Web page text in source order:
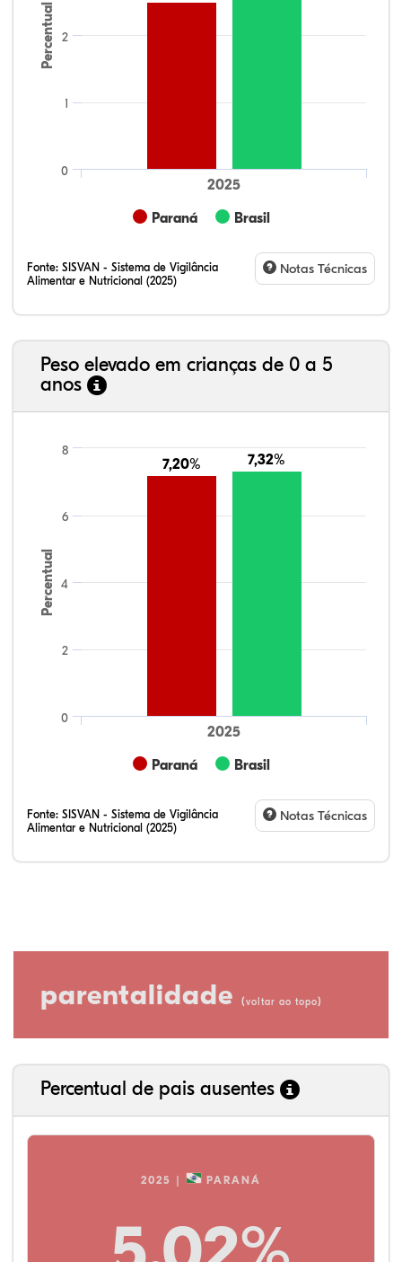
Percentual
Paraná Brasil
2025
0
1
2
Fonte: SISVAN - Sistema de Vigilância
Alimentar e Nutricional (2025)
Notas Técnicas
Peso elevado em crianças de 0 a 5
anos
Percentual
7,20%
7,20% 7,32%
7,32%
Paraná Brasil
2025
0
2
4
6
8
Fonte: SISVAN - Sistema de Vigilância
Alimentar e Nutricional (2025)
Notas Técnicas
parentalidade (voltar ao topo)
Percentual de pais ausentes
2025 | PARANÁ
21,99%
7,16%
0,36%
66,18%
2,81%
1,50%